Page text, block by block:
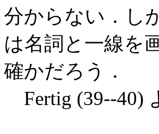
分からない．し
は名詞と一線を
確かだろう．
Fertig (39--40)